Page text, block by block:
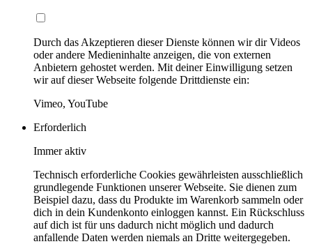
Durch das Akzeptieren dieser Dienste können wir dir Videos
oder andere Medieninhalte anzeigen, die von externen
Anbietern gehostet werden. Mit deiner Einwilligung setzen
wir auf dieser Webseite folgende Drittdienste ein:
Vimeo, YouTube
Erforderlich
Immer aktiv
Technisch erforderliche Cookies gewährleisten ausschließlich
grundlegende Funktionen unserer Webseite. Sie dienen zum
Beispiel dazu, dass du Produkte im Warenkorb sammeln oder
dich in dein Kundenkonto einloggen kannst. Ein Rückschluss
auf dich ist für uns dadurch nicht möglich und dadurch
anfallende Daten werden niemals an Dritte weitergegeben.